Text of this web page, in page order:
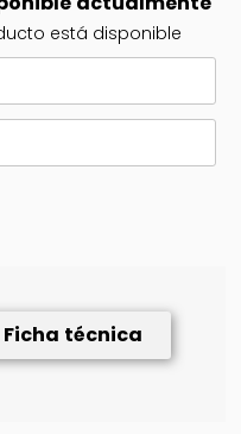
está disponible
Ficha técnica